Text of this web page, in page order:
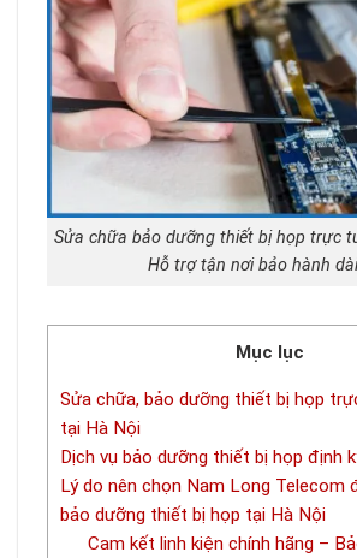
Sửa chữa bảo dưỡng thiết bị họp trực
Hỗ trợ tận nơi bảo hành
Mục lục
Sửa chữa, bảo dưỡng thiết bị họp
tại Hà Nội
Dịch vụ bảo dưỡng thiết bị họp định
Lý do nên chọn Nam Long Telecom
bảo dưỡng thiết bị họp tại Hà Nội
Cam kết linh kiện chính hãng –